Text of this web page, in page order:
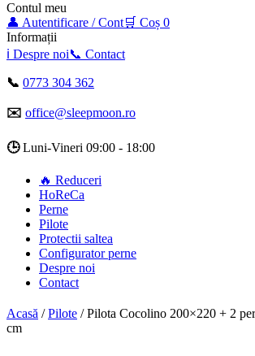
Contul meu
👤 Autentificare / Cont🛒 Coș 0
Informații
ℹ️ Despre noi📞 Contact
📞 0773 304 362
✉️ office@sleepmoon.ro
🕒Luni-Vineri 09:00 - 18:00
🔥 Reduceri
HoReCa
Perne
Pilote
Protectii saltea
Configurator perne
Despre noi
Contact
Acasă / Pilote / Pilota Cocolino 200×220 + 2
cm